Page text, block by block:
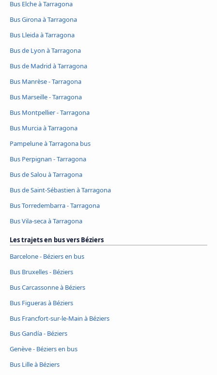
Bus Elche à Tarragona
Bus Girona à Tarragona
Bus Lleida à Tarragona
Bus de Lyon à Tarragona
Bus de Madrid à Tarragona
Bus Manrèse - Tarragona
Bus Marseille - Tarragona
Bus Montpellier - Tarragona
Bus Murcia à Tarragona
Pampelune à Tarragona bus
Bus Perpignan - Tarragona
Bus de Salou à Tarragona
Bus de Saint-Sébastien à Tarragona
Bus Torredembarra - Tarragona
Bus Vila-seca à Tarragona
Les trajets en bus vers Béziers
Barcelone - Béziers en bus
Bus Bruxelles - Béziers
Bus Carcassonne à Béziers
Bus Figueras à Béziers
Bus Francfort-sur-le-Main à Béziers
Bus Gandía - Béziers
Genève - Béziers en bus
Bus Lille à Béziers